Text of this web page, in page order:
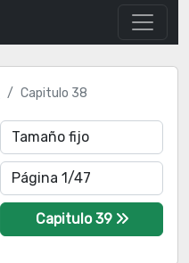
Capitulo 38
Capitulo 39